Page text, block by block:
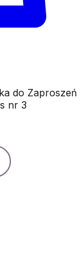
do Zaproszeń
nr 3